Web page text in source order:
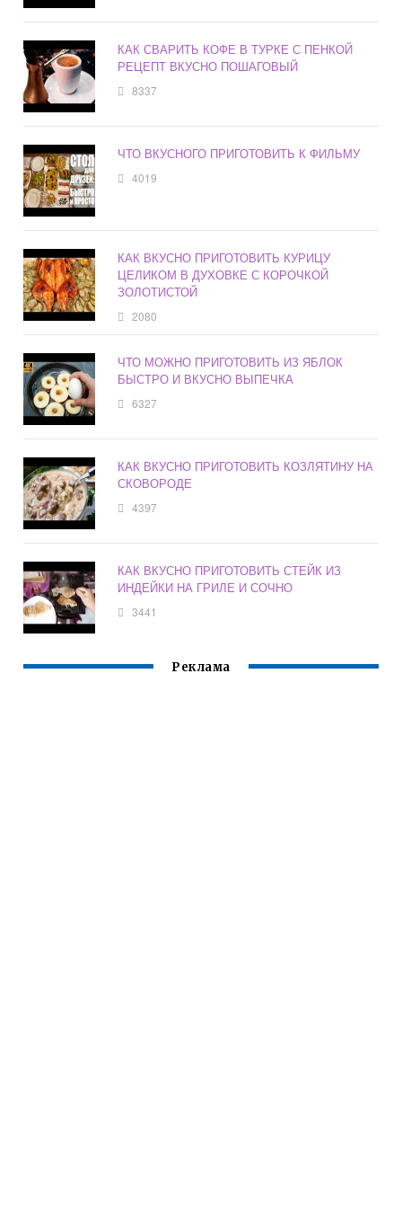
КАК СВАРИТЬ КОФЕ В ТУРКЕ С ПЕНКОЙ
РЕЦЕПТ ВКУСНО ПОШАГОВЫЙ
8337
ЧТО ВКУСНОГО ПРИГОТОВИТЬ К ФИЛЬМУ
4019
КАК ВКУСНО ПРИГОТОВИТЬ КУРИЦУ
ЦЕЛИКОМ В ДУХОВКЕ С КОРОЧКОЙ
ЗОЛОТИСТОЙ
2080
ЧТО МОЖНО ПРИГОТОВИТЬ ИЗ ЯБЛОК
БЫСТРО И ВКУСНО ВЫПЕЧКА
6327
КАК ВКУСНО ПРИГОТОВИТЬ КОЗЛЯТИНУ НА
СКОВОРОДЕ
4397
КАК ВКУСНО ПРИГОТОВИТЬ СТЕЙК ИЗ
ИНДЕЙКИ НА ГРИЛЕ И СОЧНО
3441
Реклама